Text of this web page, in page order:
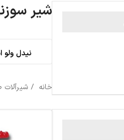
شیر
نیدل ولو
خانه